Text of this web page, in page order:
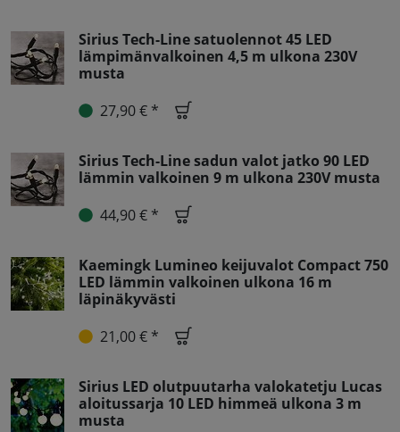
Sirius Tech-Line satuolennot 45 LED
lämpimänvalkoinen 4,5 m ulkona 230V
musta
27,90 € *
Sirius Tech-Line sadun valot jatko 90 LED
lämmin valkoinen 9 m ulkona 230V musta
44,90 € *
Kaemingk Lumineo keijuvalot Compact 750
LED lämmin valkoinen ulkona 16 m
läpinäkyvästi
21,00 € *
Sirius LED olutpuutarha valokatetju Lucas
aloitussarja 10 LED himmeä ulkona 3 m
musta